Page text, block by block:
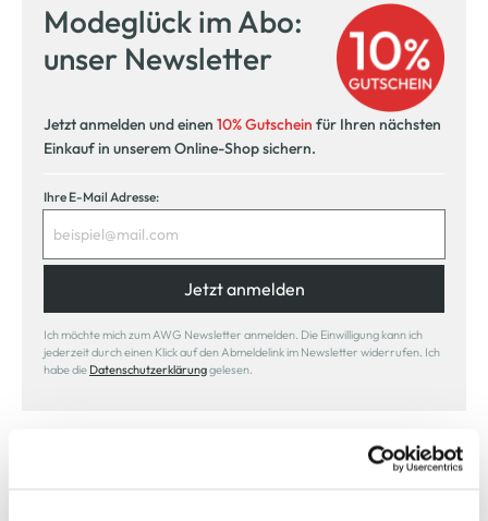
Modeglück im Abo:
unser Newsletter
Jetzt anmelden und einen 10% Gutschein für Ihren nächsten
Einkauf in unserem Online-Shop sichern.
Ihre E-Mail Adresse:
Jetzt anmelden
Ich möchte mich zum AWG Newsletter anmelden. Die Einwilligung kann ich
jederzeit durch einen Klick auf den Abmeldelink im Newsletter widerrufen. Ich
habe die Datenschutzerklärunggelesen.